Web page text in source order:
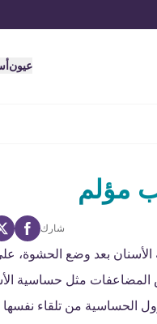
عيون
مؤلم
شارك
بعد وضع الحشوة،
مثل حساسية
الحساسية من تلقاء